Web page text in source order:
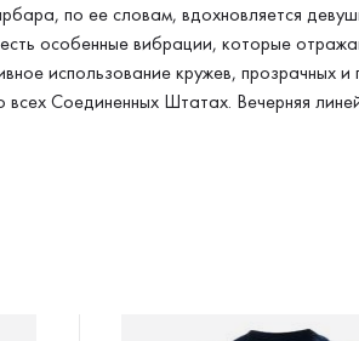
по ее словам, вдохновляется
особенные вибрации, которые
использование кружев, прозрачных
Соединенных Штатах. Вечерняя